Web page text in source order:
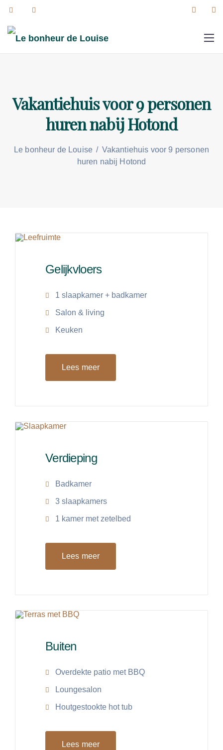
Vakantiehuis voor 9 personen
huren nabij Hotond
Le bonheur de Louise / Vakantiehuis voor 9 personen
huren nabij Hotond
Gelijkvloers
1 slaapkamer + badkamer
Salon & living
Keuken
Lees meer
Verdieping
Badkamer
3 slaapkamers
1 kamer met zetelbed
Lees meer
Buiten
Overdekte patio met BBQ
Loungesalon
Houtgestookte hot tub
Lees meer